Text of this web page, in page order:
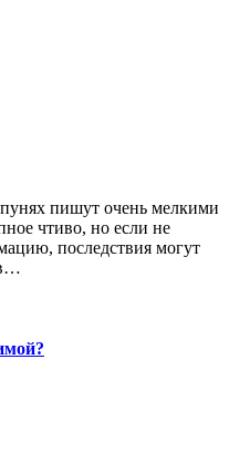
чтиво, но если не
последствия могут